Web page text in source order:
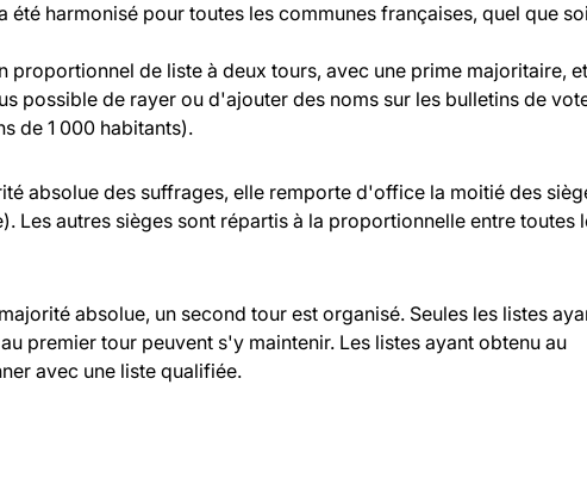
été harmonisé pour toutes les communes françaises, quel que
de liste à deux tours, avec une prime majoritaire, et
possible de rayer ou d'ajouter des noms sur les bulletins de
de 1 000 habitants).
absolue des suffrages, elle remporte d'office la moitié des
Les autres sièges sont répartis à la proportionnelle entre toutes
absolue, un second tour est organisé. Seules les listes
premier tour peuvent s'y maintenir. Les listes ayant obtenu au
avec une liste qualifiée.